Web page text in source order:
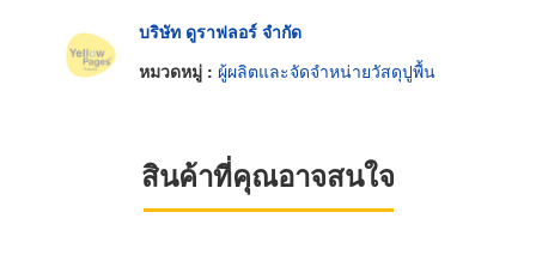
บริษัท ดูราฟลอร์ จำกัด
หมวดหมู่ : ผู้ผลิตและจัดจำหน่ายวัสดุปูพื้น
สินค้าที่คุณอาจสนใจ